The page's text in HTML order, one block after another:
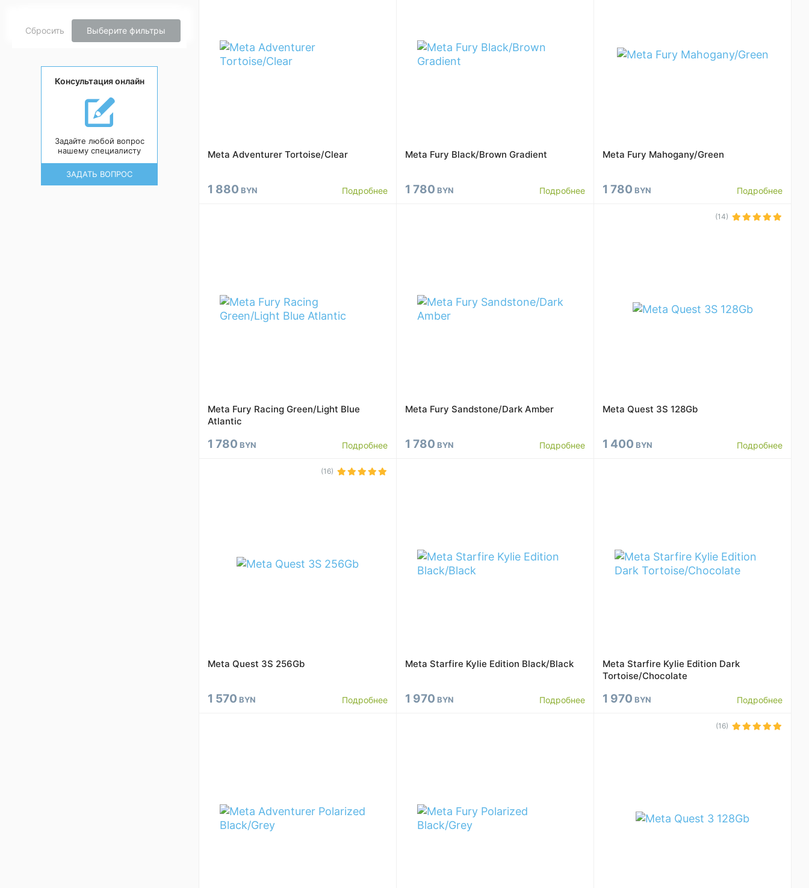
Сбросить Выберите фильтры
Консультация онлайн
Задайте любой вопрос
нашему специалисту
ЗАДАТЬ ВОПРОС
Meta Adventurer Tortoise/Clear
1 880 BYN Подробнее
Meta Fury Black/Brown Gradient
1 780 BYN Подробнее
Meta Fury Mahogany/Green
1 780 BYN Подробнее
Meta Fury Racing Green/Light Blue
Atlantic
1 780 BYN Подробнее
Meta Fury Sandstone/Dark Amber
1 780 BYN Подробнее
(14)
Meta Quest 3S 128Gb
1 400 BYN Подробнее
(16)
Meta Quest 3S 256Gb
1 570 BYN Подробнее
Meta Starfire Kylie Edition Black/Black
1 970 BYN Подробнее
Meta Starfire Kylie Edition Dark
Tortoise/Chocolate
1 970 BYN Подробнее
(16)